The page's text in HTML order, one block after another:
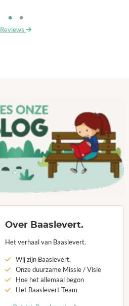
Reviews
Over Baaslevert.
Het verhaal van Baaslevert.
Wij zijn Baaslevert.
Onze duurzame Missie / Visie
Hoe het allemaal begon
Het Baaslevert Team